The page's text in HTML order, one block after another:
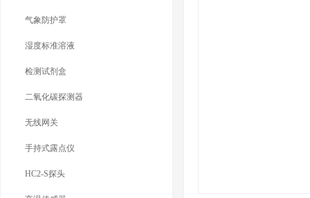
气象防护罩
湿度标准溶液
检测试剂盒
二氧化碳探测器
无线网关
手持式露点仪
HC2-S探头